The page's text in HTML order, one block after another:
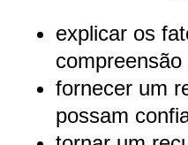
explicar os
fornecer um
possam